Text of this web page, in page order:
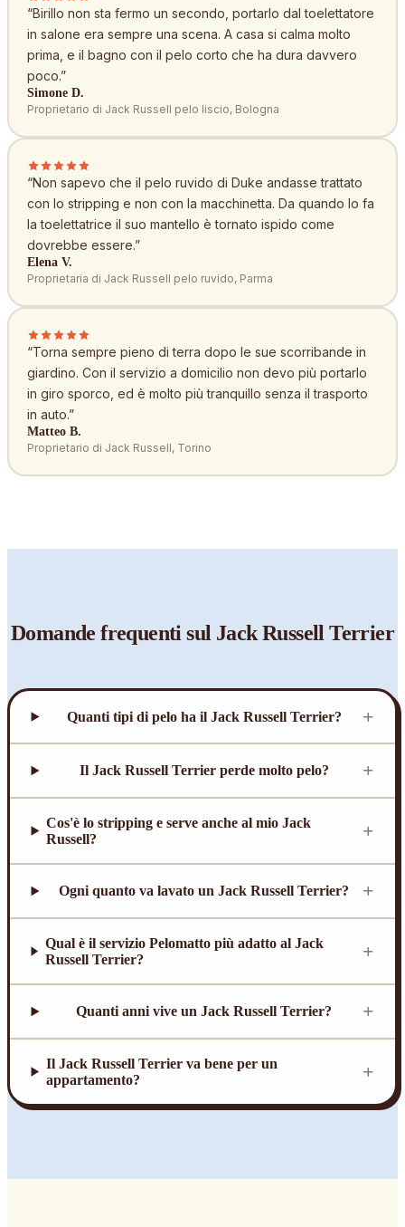
“Birillo non sta fermo un secondo, portarlo dal toelettatore
in salone era sempre una scena. A casa si calma molto
prima, e il bagno con il pelo corto che ha dura davvero
poco.”
Simone D.
Proprietario di Jack Russell pelo liscio, Bologna
“Non sapevo che il pelo ruvido di Duke andasse trattato
con lo stripping e non con la macchinetta. Da quando lo fa
la toelettatrice il suo mantello è tornato ispido come
dovrebbe essere.”
Elena V.
Proprietaria di Jack Russell pelo ruvido, Parma
“Torna sempre pieno di terra dopo le sue scorribande in
giardino. Con il servizio a domicilio non devo più portarlo
in giro sporco, ed è molto più tranquillo senza il trasporto
in auto.”
Matteo B.
Proprietario di Jack Russell, Torino
Domande frequenti sul Jack Russell Terrier
Quanti tipi di pelo ha il Jack Russell Terrier? +
Il Jack Russell Terrier perde molto pelo? +
Cos'è lo stripping e serve anche al mio Jack
Russell?
+
Ogni quanto va lavato un Jack Russell Terrier? +
Qual è il servizio Pelomatto più adatto al Jack
Russell Terrier?
+
Quanti anni vive un Jack Russell Terrier? +
Il Jack Russell Terrier va bene per un
appartamento?
+